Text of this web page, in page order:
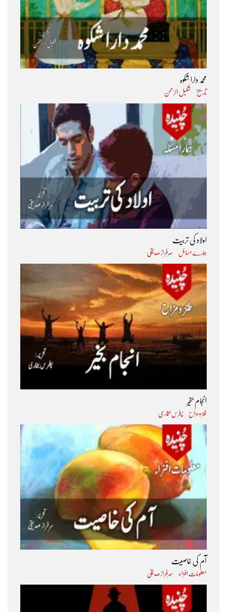
محمد دارا شکوہ
تاریخ شکیل الرّحمٰن
اولاد کی تربیت
ہمارے مسائل سرفراز صدیقی
انجام بخیر
طنز و مزاح پطرس بخاری
آم کی خاصیت
معلومات افزاء سرفراز صدیقی